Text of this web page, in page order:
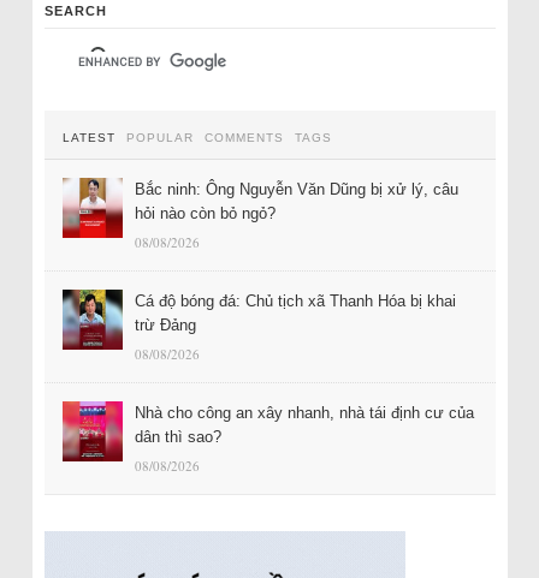
SEARCH
LATEST POPULAR COMMENTS TAGS
Bắc ninh: Ông Nguyễn Văn Dũng bị xử lý, câu
hỏi nào còn bỏ ngỏ?
08/08/2026
Cá độ bóng đá: Chủ tịch xã Thanh Hóa bị khai
trừ Đảng
08/08/2026
Nhà cho công an xây nhanh, nhà tái định cư của
dân thì sao?
08/08/2026